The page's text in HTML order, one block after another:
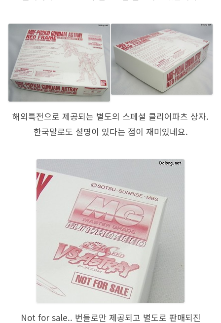
해외특전으로 제공되는 별도의 스페셜 클리어파츠 상자.
한국말로도 설명이 있다는 점이 재미있네요.
Not for sale.. 번들로만 제공되고 별도로 판매되진